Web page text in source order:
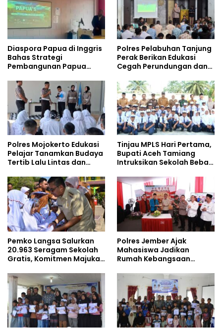
Diaspora Papua di Inggris
Bahas Strategi
Pembangunan Papua
Doktoral Internasional
Polres Pelabuhan Tanjung
Perak Berikan Edukasi
Cegah Perundungan dan
kepada Pelajar MPLS
Polres Mojokerto Edukasi
Pelajar Tanamkan Budaya
Tertib Lalu Lintas dan
Tinjau MPLS Hari Pertama,
Bupati Aceh Tamiang
Intruksikan Sekolah Bebas
Pemko Langsa Salurkan
20.963 Seragam Sekolah
Gratis, Komitmen Majukan
Polres Jember Ajak
Mahasiswa Jadikan
Rumah Kebangsaan
Gagasan Konstruktif